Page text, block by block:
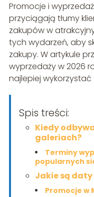
Promocje i
przyciągają tłumy
zakupów w
tych wydarzeń, aby
zakupy. W artykule
wyprzedaży w 2026
najlepiej wykorzystać
Spis treści:
Kiedy
galeriach?
Terminy
popularnych
Jakie są
Promocje w